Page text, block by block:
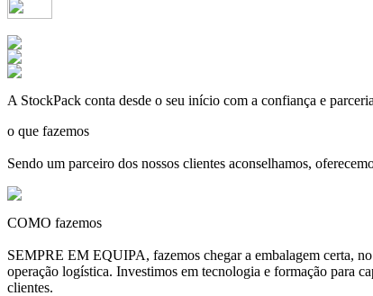
A StockPack conta desde o seu início com a confiança e
o que fazemos
Sendo um parceiro dos nossos clientes aconselhamos,
COMO fazemos
SEMPRE EM EQUIPA, fazemos chegar a embalagem certa,
operação logística. Investimos em tecnologia e formação para
clientes.